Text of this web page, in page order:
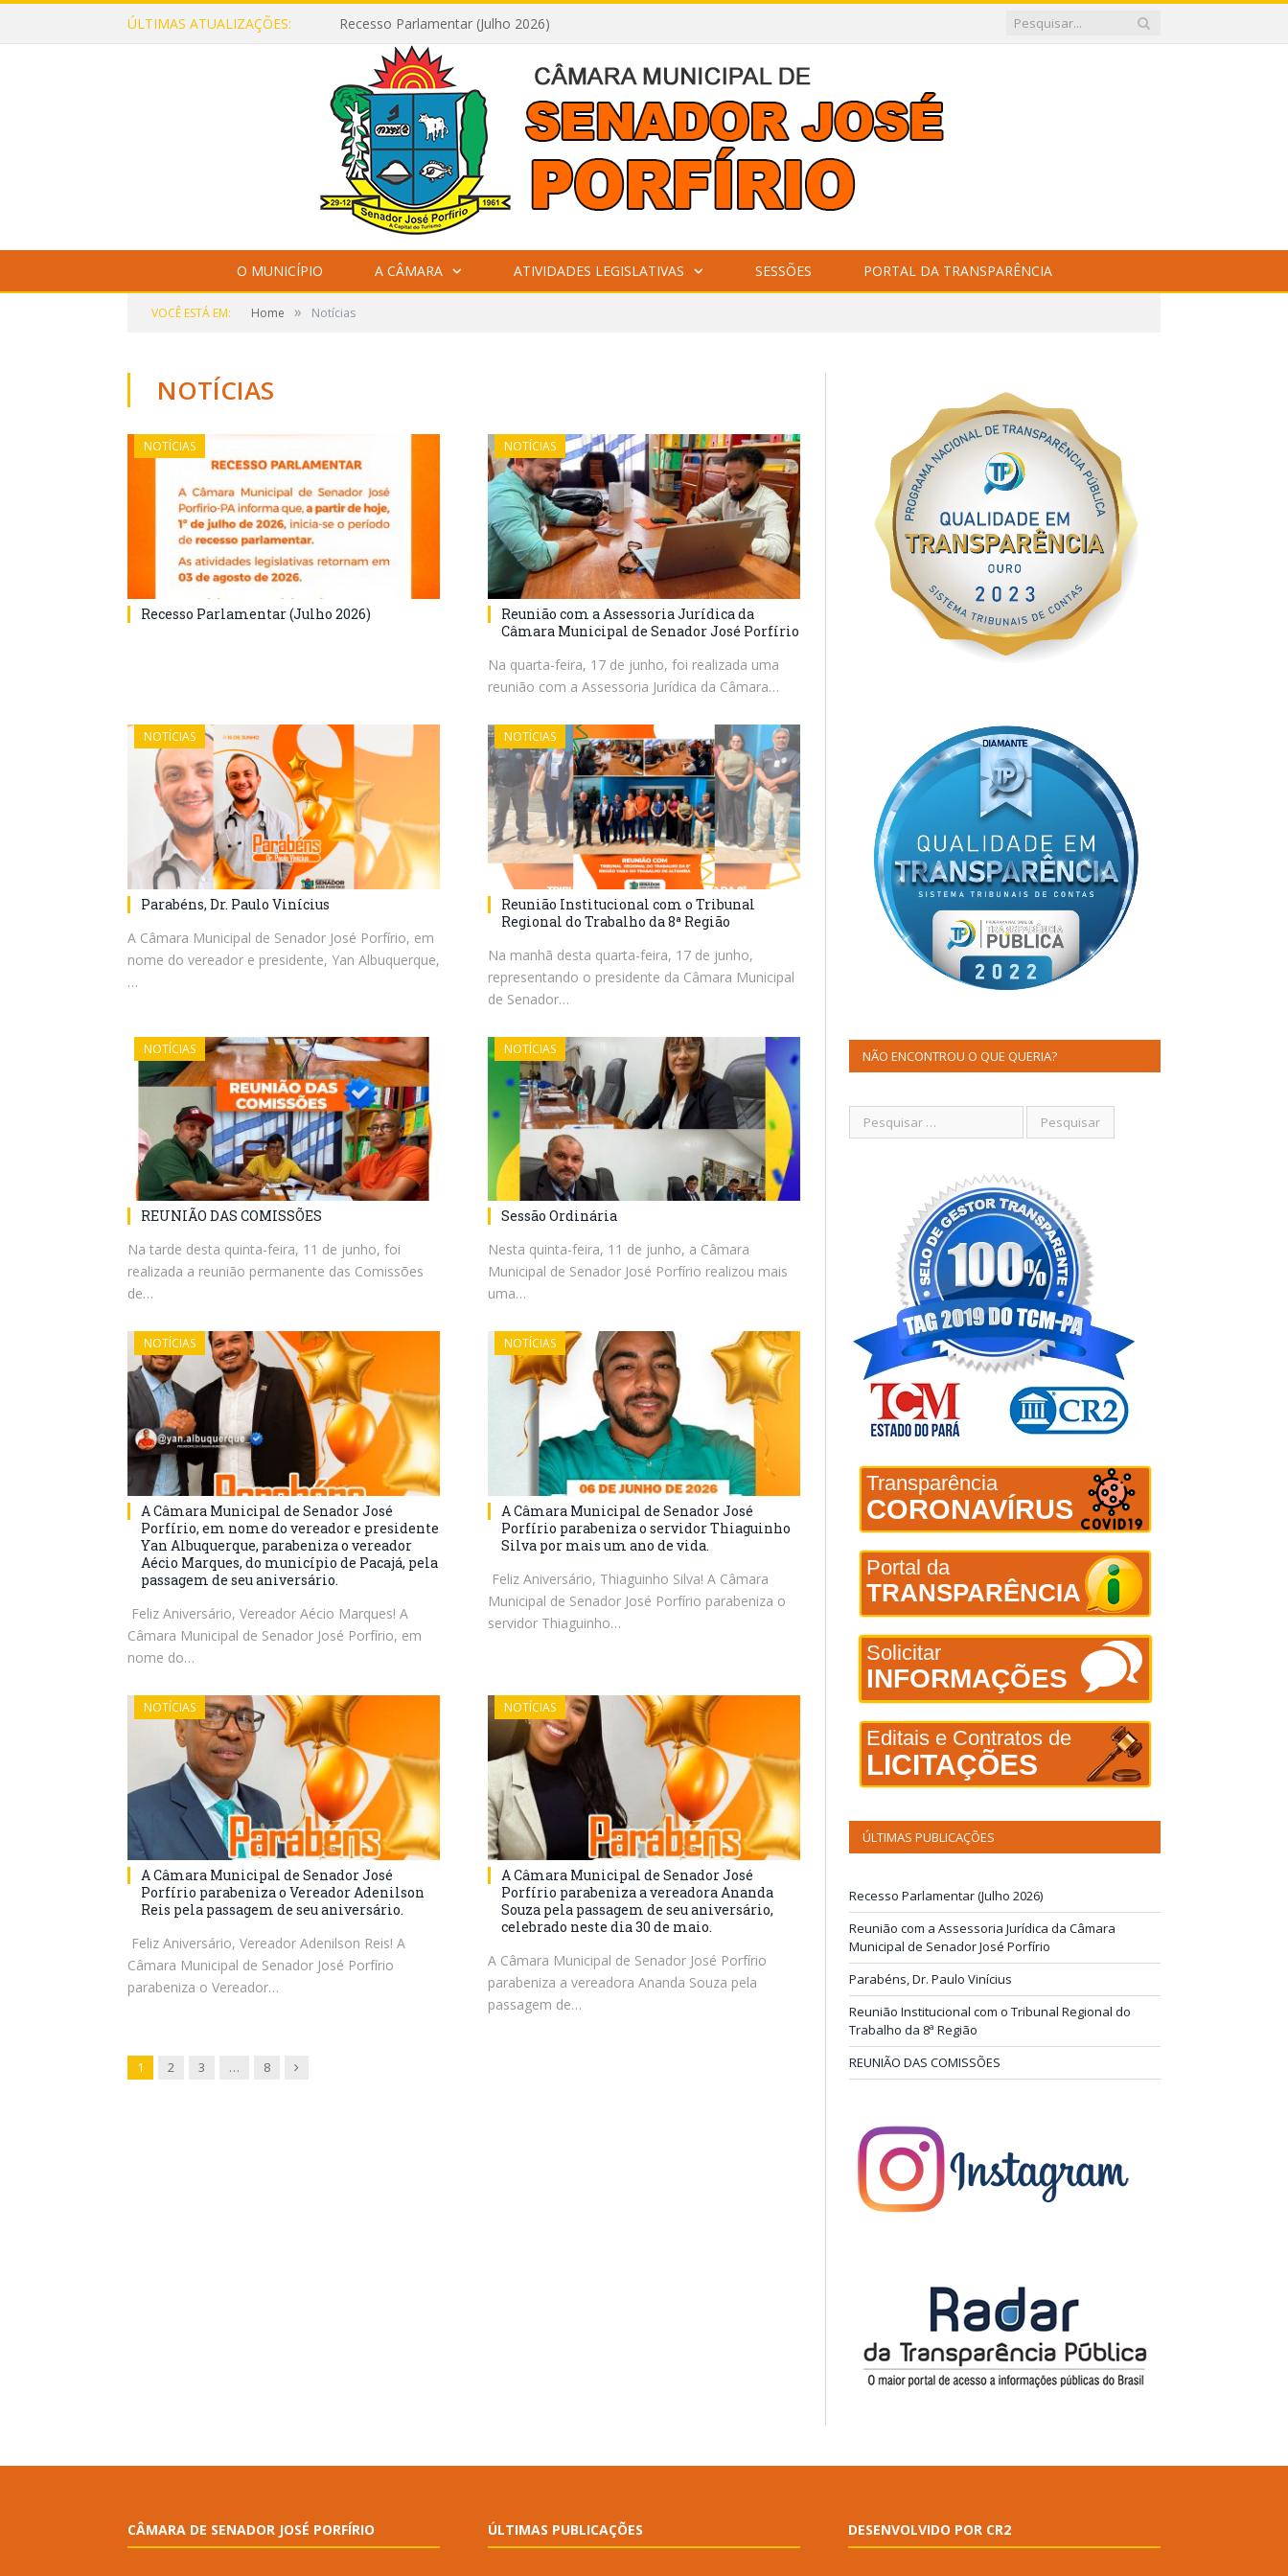
ÚLTIMAS ATUALIZAÇÕES: Recesso Parlamentar (Julho 2026)
O MUNICÍPIO A CÂMARA ATIVIDADES LEGISLATIVAS SESSÕES PORTAL DA TRANSPARÊNCIA
VOCÊ ESTÁ EM: Home » Notícias
NOTÍCIAS
NOTÍCIAS
Recesso Parlamentar (Julho 2026)
NOTÍCIAS
Reunião com a Assessoria Jurídica da
Câmara Municipal de Senador José Porfírio
Na quarta-feira, 17 de junho, foi realizada uma
reunião com a Assessoria Jurídica da Câmara…
NOTÍCIAS
Parabéns, Dr. Paulo Vinícius
A Câmara Municipal de Senador José Porfírio, em
nome do vereador e presidente, Yan Albuquerque,
…
NOTÍCIAS
Reunião Institucional com o Tribunal
Regional do Trabalho da 8ª Região
Na manhã desta quarta-feira, 17 de junho,
representando o presidente da Câmara Municipal
de Senador…
NOTÍCIAS
REUNIÃO DAS COMISSÕES
Na tarde desta quinta-feira, 11 de junho, foi
realizada a reunião permanente das Comissões
de…
NOTÍCIAS
Sessão Ordinária
Nesta quinta-feira, 11 de junho, a Câmara
Municipal de Senador José Porfírio realizou mais
uma…
NOTÍCIAS
A Câmara Municipal de Senador José
Porfírio, em nome do vereador e presidente
Yan Albuquerque, parabeniza o vereador
Aécio Marques, do município de Pacajá, pela
passagem de seu aniversário.
Feliz Aniversário, Vereador Aécio Marques! A
Câmara Municipal de Senador José Porfírio, em
nome do…
NOTÍCIAS
A Câmara Municipal de Senador José
Porfírio parabeniza o servidor Thiaguinho
Silva por mais um ano de vida.
Feliz Aniversário, Thiaguinho Silva! A Câmara
Municipal de Senador José Porfírio parabeniza o
servidor Thiaguinho…
NOTÍCIAS
A Câmara Municipal de Senador José
Porfírio parabeniza o Vereador Adenilson
Reis pela passagem de seu aniversário.
Feliz Aniversário, Vereador Adenilson Reis! A
Câmara Municipal de Senador José Porfírio
parabeniza o Vereador…
NOTÍCIAS
A Câmara Municipal de Senador José
Porfírio parabeniza a vereadora Ananda
Souza pela passagem de seu aniversário,
celebrado neste dia 30 de maio.
A Câmara Municipal de Senador José Porfírio
parabeniza a vereadora Ananda Souza pela
passagem de…
1 2 3 … 8 Next
NÃO ENCONTROU O QUE QUERIA?
Transparência
CORONAVÍRUS
Portal da
TRANSPARÊNCIA
Solicitar
INFORMAÇÕES
Editais e Contratos de
LICITAÇÕES
ÚLTIMAS PUBLICAÇÕES
Recesso Parlamentar (Julho 2026)
Reunião com a Assessoria Jurídica da Câmara
Municipal de Senador José Porfírio
Parabéns, Dr. Paulo Vinícius
Reunião Institucional com o Tribunal Regional do
Trabalho da 8ª Região
REUNIÃO DAS COMISSÕES
CÂMARA DE SENADOR JOSÉ PORFÍRIO ÚLTIMAS PUBLICAÇÕES DESENVOLVIDO POR CR2